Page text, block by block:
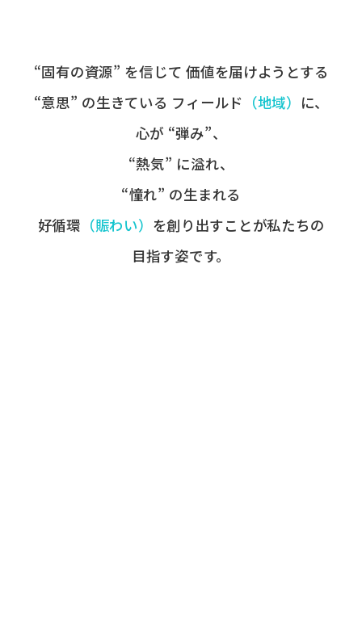
“固有の​資源” を​信じて 価値を​届けようとする​
“意思” の​生きている フィールド ​（地域） に、
心が​ “弾み”、
“熱気” に​溢れ、
“憧れ” の​生まれる
好循環 ​（賑わい） を​創り出すことが​私たちの​
目指す姿です。​